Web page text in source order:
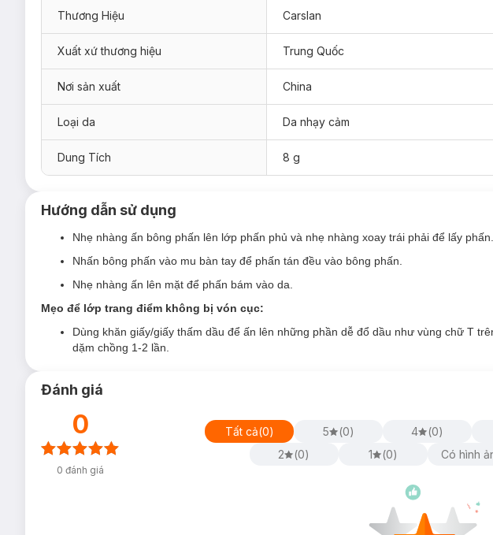
Phấn Phủ Dạng Nén Carslan Black Magnet Soft Focus Powder 8g
Phiên bản thường (Hộp vỏ đen):
Thích hợp cho da khô, da hỗn hợp
Màu trong suốt
Màu tím
Màu hồng
Phiên bản kiềm dầu (Hộp vỏ xám):Thích hợp cho da dầu, siêu dầu
Màu trong suốt
Thương Hiệu Carslan
Xuất xứ thương hiệu Trung Quốc
Nơi sản xuất China
Loại da Da nhạy cảm
Dung Tích 8 g
Hướng dẫn sử dụng
Nhẹ nhàng ấn bông phấn lên lớp phấn phủ và nhẹ nhàng xoay trái phải để lấy phấn.
Nhấn bông phấn vào mu bàn tay để phấn tán đều vào bông phấn.
Nhẹ nhàng ấn lên mặt để phấn bám vào da.
Mẹo để lớp trang điểm không bị vón cục:
Dùng khăn giấy/giấy thấm dầu để ấn lên những phần dễ đổ dầu như vùng chữ T
dặm chồng 1-2 lần.
Đánh giá
0
0 đánh giá
Tất cả(0) 5 (0) 4 (0)
2
(0) 1 (0) Có hình